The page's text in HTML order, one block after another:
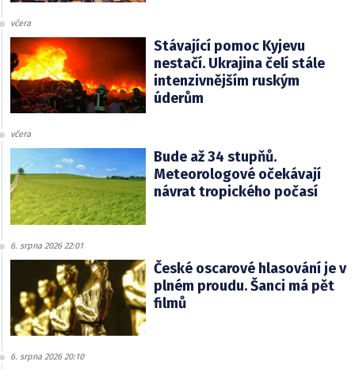
včera
Stávající pomoc Kyjevu
nestačí. Ukrajina čelí stále
intenzivnějším ruským
úderům
včera
Bude až 34 stupňů.
Meteorologové očekávají
návrat tropického počasí
6. srpna 2026 22:01
České oscarové hlasování je v
plném proudu. Šanci má pět
filmů
6. srpna 2026 20:10